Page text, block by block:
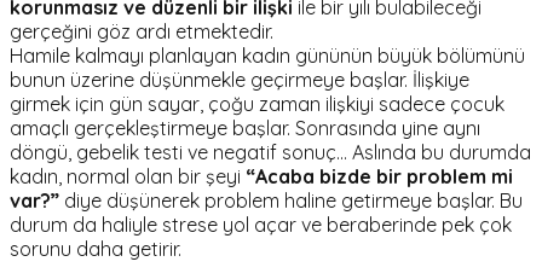
korunmasız ve düzenli bir ilişki ile bir yılı bulabileceği
gerçeğini göz ardı etmektedir.
Hamile kalmayı planlayan kadın gününün büyük bölümünü
bunun üzerine düşünmekle geçirmeye başlar. İlişkiye
girmek için gün sayar, çoğu zaman ilişkiyi sadece çocuk
amaçlı gerçekleştirmeye başlar. Sonrasında yine aynı
döngü, gebelik testi ve negatif sonuç… Aslında bu durumda
kadın, normal olan bir şeyi “Acaba bizde bir problem mi
var?” diye düşünerek problem haline getirmeye başlar. Bu
durum da haliyle strese yol açar ve beraberinde pek çok
sorunu daha getirir.